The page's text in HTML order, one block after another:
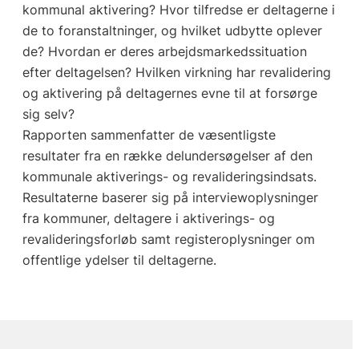
kommunal aktivering? Hvor tilfredse er deltagerne i
de to foranstaltninger, og hvilket udbytte oplever
de? Hvordan er deres arbejdsmarkedssituation
efter deltagelsen? Hvilken virkning har revalidering
og aktivering på deltagernes evne til at forsørge
sig selv?
Rapporten sammenfatter de væsentligste
resultater fra en række delundersøgelser af den
kommunale aktiverings- og revalideringsindsats.
Resultaterne baserer sig på interviewoplysninger
fra kommuner, deltagere i aktiverings- og
revalideringsforløb samt registeroplysninger om
offentlige ydelser til deltagerne.